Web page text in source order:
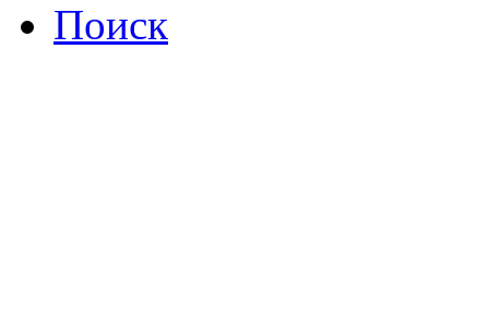
Поиск